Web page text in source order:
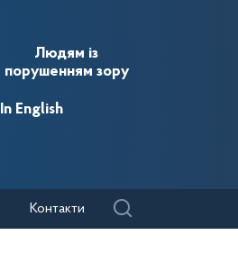
Людям із
порушенням зору
In English
Контакти